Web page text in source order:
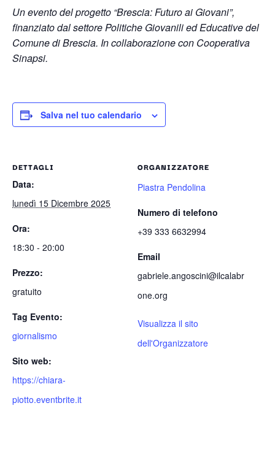
Un evento del progetto “Brescia: Futuro ai Giovani”,
finanziato dal settore Politiche Giovanili ed Educative del
Comune di Brescia. In collaborazione con Cooperativa
Sinapsi.
Salva nel tuo calendario
DETTAGLI
Data:
lunedì 15 Dicembre 2025
Ora:
18:30 - 20:00
Prezzo:
gratuito
Tag Evento:
giornalismo
Sito web:
https://chiara-
piotto.eventbrite.it
ORGANIZZATORE
Piastra Pendolina
Numero di telefono
+39 333 6632994
Email
gabriele.angoscini@ilcalabr
one.org
Visualizza il sito
dell'Organizzatore